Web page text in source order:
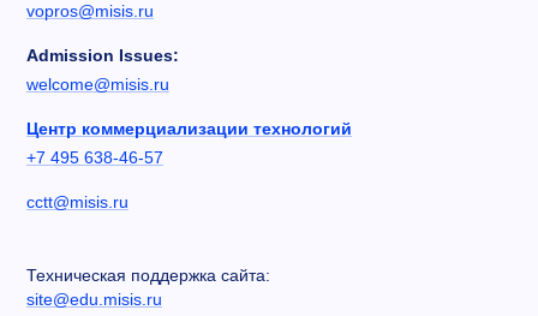
vopros@misis.ru
Admission Issues:
welcome@misis.ru
Центр коммерциализации технологий
+7 495 638-46-57
cctt@misis.ru
Техническая поддержка сайта:
site@edu.misis.ru